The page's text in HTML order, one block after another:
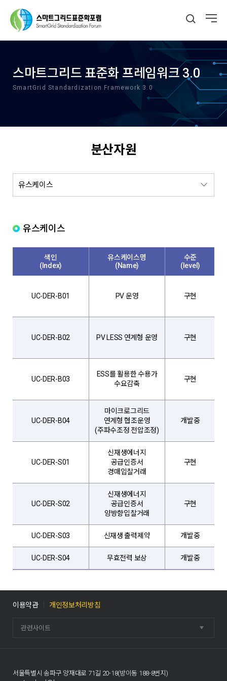
스마트그리드 표준화 프레임워크 3.0
SmartGrid Standardization Framework 3.0
분산자원
유스케이스
유스케이스
색인
(Index)
유스케이스명
(Name)
수준
(level)
UC-DER-B01 PV 운영 구현
UC-DER-B02 PV LESS 연계형 운영 구현
UC-DER-B03
ESS를 활용한 수용가
수요감축
구현
UC-DER-B04
마이크로그리드
연계형 협조운영
(주파수조정 전압조정)
개발중
UC-DER-S01
신재생에너지
공급인증서
경매입찰거래
구현
UC-DER-S02
신재생에너지
공급인증서
양방향입찰거래
구현
UC-DER-S03 신재생 출력제약 개발중
UC-DER-S04 무효전력 보상 개발중
이용약관 개인정보처리방침
관련사이트
서울특별시 송파구 양재대로 71길 20-18(방이동 188-8번지)